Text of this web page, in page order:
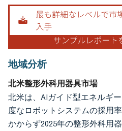
地域分析
北米整形外科用器具市場
北米は、AIガイド型エネルギ
度なロボットシステムの採用
かからず2025年の整形外科用